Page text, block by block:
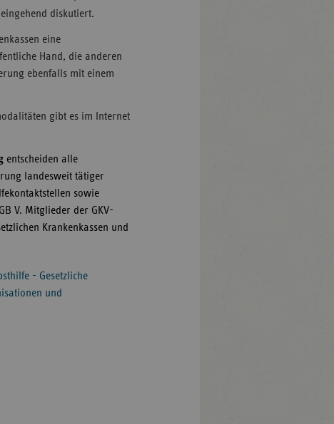
diskutiert.
eine
Hand, die anderen
ebenfalls mit einem
gibt es im Internet
entscheiden alle
landesweit tätiger
sowie
V. Mitglieder der GKV-
Krankenkassen und
- Gesetzliche
und